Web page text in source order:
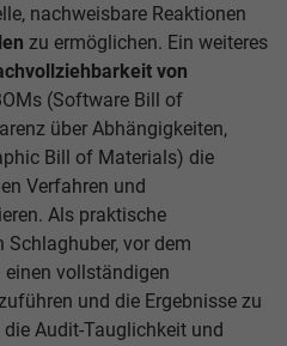
nachweisbare Reaktionen
zu ermöglichen. Ein weiteres
von
(Software Bill of
über Abhängigkeiten,
Bill of Materials) die
Verfahren und
Als praktische
vor dem
vollständigen
und die Ergebnisse zu
Audit-Tauglichkeit und